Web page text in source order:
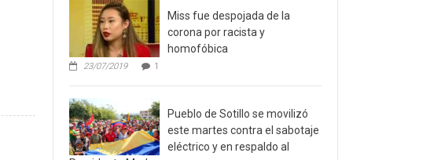
Miss fue despojada de la
corona por racista y
homofóbica
23/07/2019 1
Pueblo de Sotillo se movilizó
este martes contra el sabotaje
eléctrico y en respaldo al